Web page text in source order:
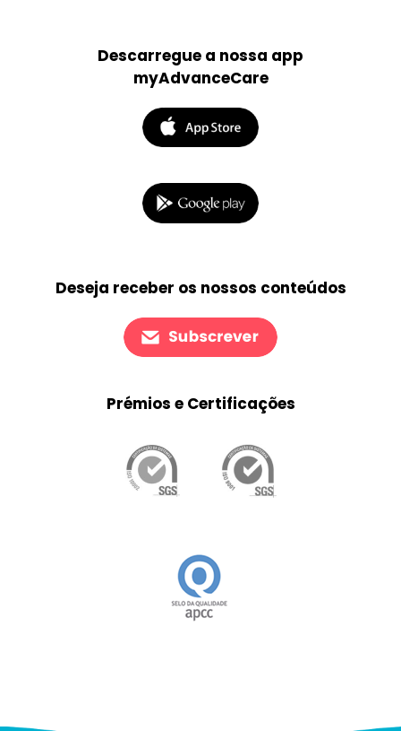
Descarregue a nossa app
myAdvanceCare
Deseja receber os nossos conteúdos
Prémios e Certificações